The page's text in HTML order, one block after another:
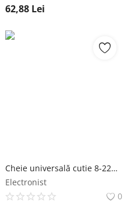
62,88 Lei
Cheie universală cutie 8-22mm Bigstren 22549 Bigstren
Electronist
0